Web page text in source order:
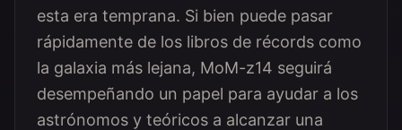
esta era temprana. Si bien puede pasar
rápidamente de los libros de récords como
la galaxia más lejana, MoM-z14 seguirá
desempeñando un papel para ayudar a los
astrónomos y teóricos a alcanzar una